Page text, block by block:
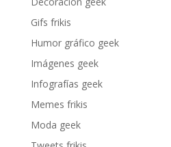
Gifs frikis
Humor gráfico geek
Imágenes geek
Infografías geek
Memes frikis
Moda geek